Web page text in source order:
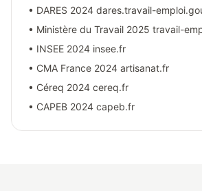
bâtiment (père
maçon) avant de se
dans le journalisme
collabore
Fédération
Métiers du Bâtiment,
• DARES 2024 dares.travail-
• Ministère du Travail 2025 travail-
• INSEE 2024 insee.fr
• CMA France 2024 artisanat.fr
• Céreq 2024 cereq.fr
• CAPEB 2024 capeb.fr